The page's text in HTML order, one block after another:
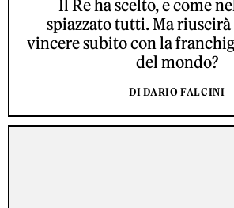
Il Re ha scelto, e come
spiazzato tutti. Ma riuscirà
vincere subito con la
del mondo?
DI DARIO FALCINI